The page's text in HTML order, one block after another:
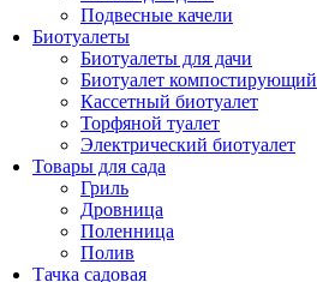
Подвесные качели
Биотуалеты
Биотуалеты для дачи
Биотуалет компостирующий
Кассетный биотуалет
Торфяной туалет
Электрический биотуалет
Товары для сада
Гриль
Дровница
Поленница
Полив
Тачка садовая